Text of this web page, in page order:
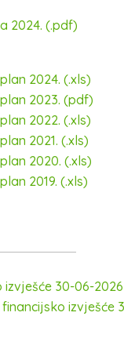
2024. (.pdf)
2024. (.xls)
2023. (pdf)
2022. (.xls)
2021. (.xls)
2020. (.xls)
2019. (.xls)
izvješće 30-06-
izvješće